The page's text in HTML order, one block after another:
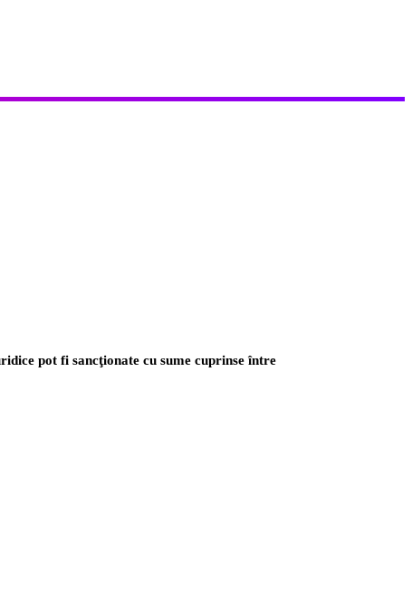
pot fi sancţionate cu sume cuprinse între